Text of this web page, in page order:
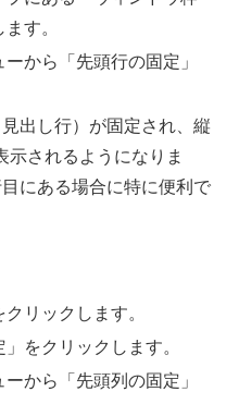
す。
から「先頭行の固定」
出し行）が固定され、縦
示されるようになりま
にある場合に特に便利で
リックします。
」をクリックします。
から「先頭列の固定」